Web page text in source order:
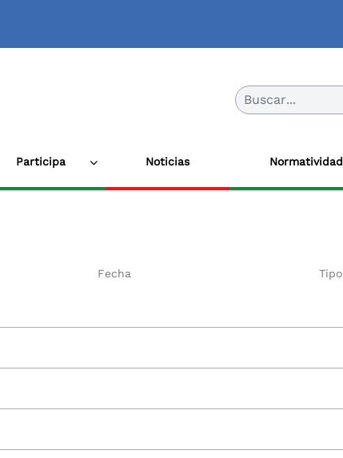
Buscar...
Participa Noticias Normatividad
Fecha Tipo